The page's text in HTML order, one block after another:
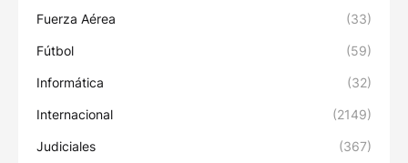
Fuerza Aérea (33)
Fútbol (59)
Informática (32)
Internacional (2149)
Judiciales (367)